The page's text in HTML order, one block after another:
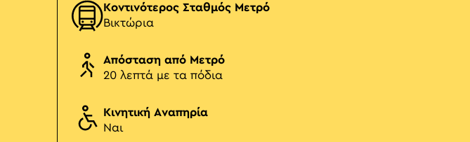
Κοντινότερος Σταθμός Μετρό
Βικτώρια
Απόσταση από Μετρό
20 λεπτά με τα πόδια
Κινητική Αναπηρία
Ναι